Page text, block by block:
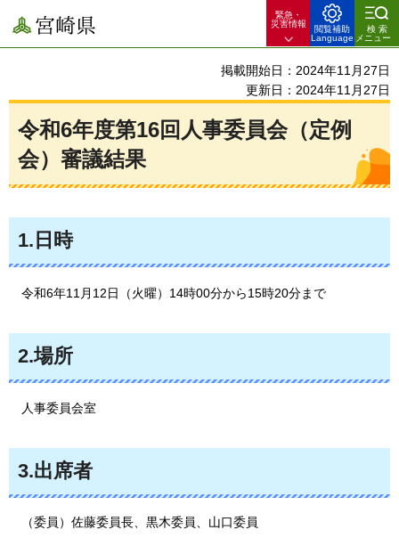
宮崎県
緊急・
災害情報
閲覧補助
Language
検索
メニュー
掲載開始日：2024年11月27日
更新日：2024年11月27日
令和6年度第16回人事委員会（定例
会）審議結果
1.日時
令和6年11月12日（火曜）14時00分から15時20分まで
2.場所
人事委員会室
3.出席者
（委員）佐藤委員長、黒木委員、山口委員